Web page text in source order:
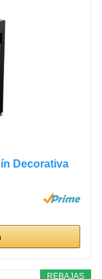
Decorativa
REBAJAS